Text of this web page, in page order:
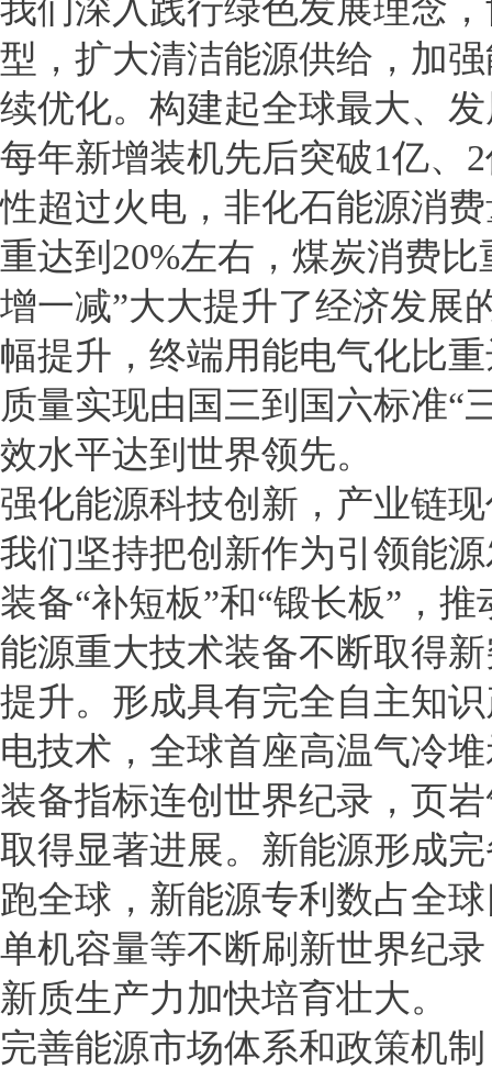
我们深入践行绿色发展理念
型，扩大清洁能源供给，加
续优化。构建起全球最大、
每年新增装机先后突破1亿、
性超过火电，非化石能源消
重达到20%左右，煤炭消费
增一减”大大提升了经济发展
幅提升，终端用能电气化比
质量实现由国三到国六标准“
效水平达到世界领先。
强化能源科技创新，产业链
我们坚持把创新作为引领能
装备“补短板”和“锻长板”，
能源重大技术装备不断取得
提升。形成具有完全自主知
电技术，全球首座高温气冷
装备指标连创世界纪录，页
取得显著进展。新能源形成
跑全球，新能源专利数占全
单机容量等不断刷新世界纪
新质生产力加快培育壮大。
完善能源市场体系和政策机